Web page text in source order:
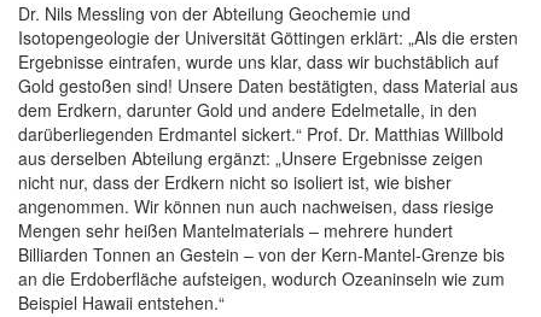
Dr. Nils Messling von der Abteilung Geochemie und
Isotopengeologie der Universität Göttingen erklärt: „Als die ersten
Ergebnisse eintrafen, wurde uns klar, dass wir buchstäblich auf
Gold gestoßen sind! Unsere Daten bestätigten, dass Material aus
dem Erdkern, darunter Gold und andere Edelmetalle, in den
darüberliegenden Erdmantel sickert.“ Prof. Dr. Matthias Willbold
aus derselben Abteilung ergänzt: „Unsere Ergebnisse zeigen
nicht nur, dass der Erdkern nicht so isoliert ist, wie bisher
angenommen. Wir können nun auch nachweisen, dass riesige
Mengen sehr heißen Mantelmaterials – mehrere hundert
Billiarden Tonnen an Gestein – von der Kern-Mantel-Grenze bis
an die Erdoberfläche aufsteigen, wodurch Ozeaninseln wie zum
Beispiel Hawaii entstehen.“